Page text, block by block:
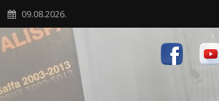
09.08.2026.